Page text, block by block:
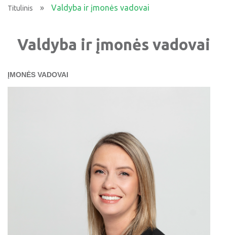
Titulinis » Valdyba ir įmonės vadovai
Valdyba ir įmonės vadovai
ĮMONĖS VADOVAI